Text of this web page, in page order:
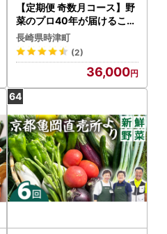
【定期便 奇数月コース】野
菜のプロ40年が届けるこだ
わり野菜セット！ 7～8品目
詰め合わせ 【2026年1月上
旬より発送開始】
長崎県時津町
(2)
36,000